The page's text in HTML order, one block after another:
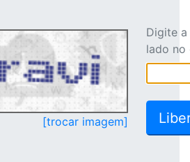
[trocar imagem]
Digite
lado no